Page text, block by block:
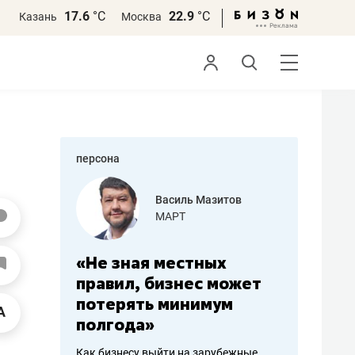
Казань 17.6 °С Москва 22.9 °С
персона
работа
Василь Мазитов
МАРТ
«Не зная местных
правил, бизнес может
потерять минимум
полгода»